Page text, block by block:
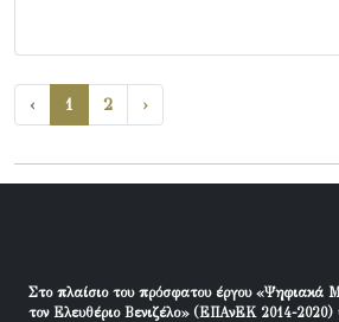
‹ 1 2 ›
Στο πλαίσιο του πρόσφατου έργου «Ψηφιακά
τον Ελευθέριο Βενιζέλο» (ΕΠΑνΕΚ 2014-2020)